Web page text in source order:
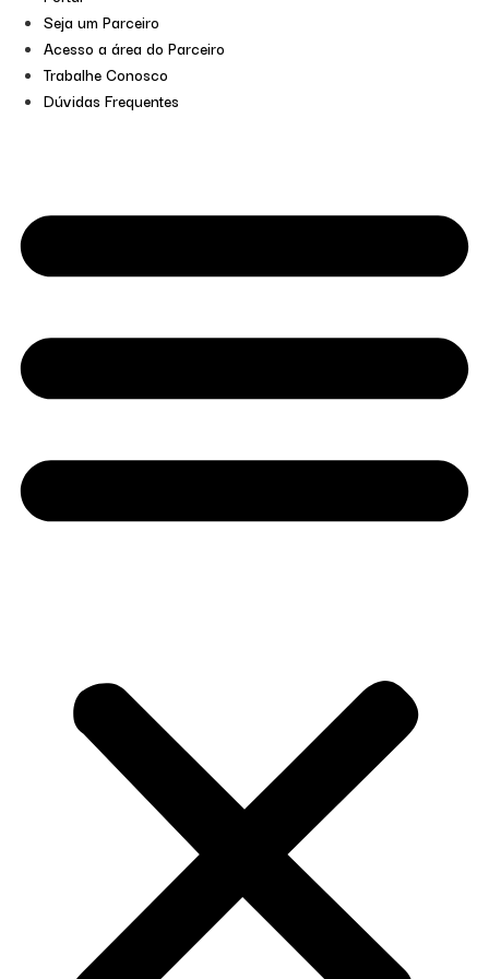
Seja um Parceiro
Acesso a área do Parceiro
Trabalhe Conosco
Dúvidas Frequentes